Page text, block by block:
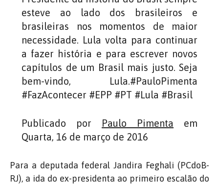
esteve ao lado dos brasileiros e
brasileiras nos momentos de maior
necessidade. Lula volta para continuar
a fazer história e para escrever novos
capítulos de um Brasil mais justo. Seja
bem-vindo, Lula.#PauloPimenta
#FazAcontecer #EPP #PT #Lula #Brasil
Publicado por Paulo Pimenta em
Quarta, 16 de março de 2016
Para a deputada federal Jandira Feghali (PCdoB-
RJ), a ida do ex-presidenta ao primeiro escalão do